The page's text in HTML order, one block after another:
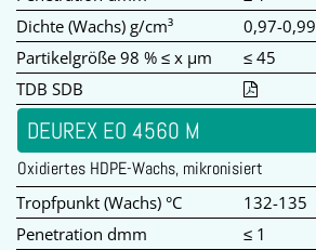
Dichte (Wachs) g/cm³
0,97-0,99
Partikelgröße 98 % ≤ x µm
≤ 45
TDB SDB
DEUREX EO 4560 M
Oxidiertes HDPE-Wachs, mikronisiert
Tropfpunkt (Wachs) °C
132-135
Penetration dmm
≤ 1